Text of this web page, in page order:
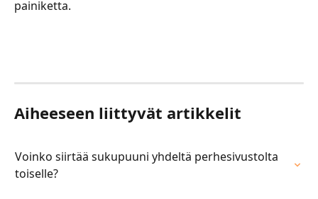
painiketta.
Aiheeseen liittyvät artikkelit
Voinko siirtää sukupuuni yhdeltä perhesivustolta
toiselle?